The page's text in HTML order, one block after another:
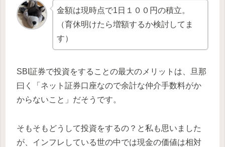
金額は現時点で1日１００円の積立。
（育休明けたら増額するか検討してま
す）
SBI証券で投資をすることの最大のメリットは、旦那
曰く「ネット証券口座なので余計な仲介手数料がか
からないこと」だそうです。
そもそもどうして投資をするの？と私も思いました
が、インフレしている世の中では現金の価値は相対